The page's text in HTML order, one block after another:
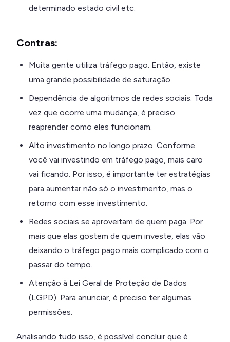
determinado estado civil etc.
Contras:
Muita gente utiliza tráfego pago. Então, existe
uma grande possibilidade de saturação.
Dependência de algoritmos de redes sociais. Toda
vez que ocorre uma mudança, é preciso
reaprender como eles funcionam.
Alto investimento no longo prazo. Conforme
você vai investindo em tráfego pago, mais caro
vai ficando. Por isso, é importante ter estratégias
para aumentar não só o investimento, mas o
retorno com esse investimento.
Redes sociais se aproveitam de quem paga. Por
mais que elas gostem de quem investe, elas vão
deixando o tráfego pago mais complicado com o
passar do tempo.
Atenção à Lei Geral de Proteção de Dados
(LGPD). Para anunciar, é preciso ter algumas
permissões.
Analisando tudo isso, é possível concluir que é